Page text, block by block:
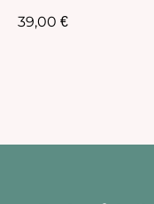
39,00 €